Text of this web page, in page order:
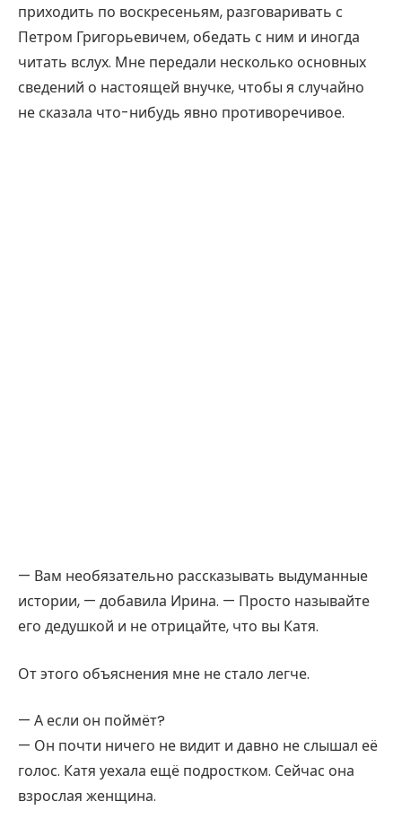
приходить по воскресеньям, разговаривать с
Петром Григорьевичем, обедать с ним и иногда
читать вслух. Мне передали несколько основных
сведений о настоящей внучке, чтобы я случайно
не сказала что-нибудь явно противоречивое.
— Вам необязательно рассказывать выдуманные
истории, — добавила Ирина. — Просто называйте
его дедушкой и не отрицайте, что вы Катя.
От этого объяснения мне не стало легче.
— А если он поймёт?
— Он почти ничего не видит и давно не слышал её
голос. Катя уехала ещё подростком. Сейчас она
взрослая женщина.